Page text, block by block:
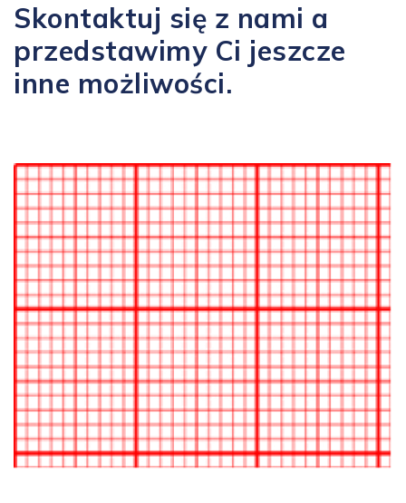
Skontaktuj się z nami a
przedstawimy Ci jeszcze
inne możliwości.